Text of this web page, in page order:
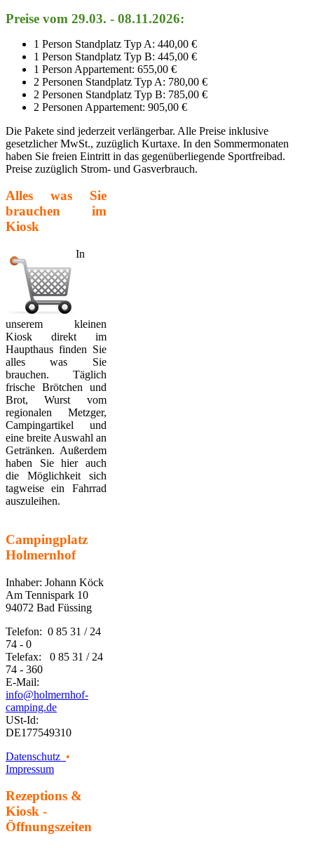
Preise vom 29.03. - 08.11.2026:
1 Person Standplatz Typ A: 440,00 €
1 Person Standplatz Typ B: 445,00 €
1 Person Appartement: 655,00 €
2 Personen Standplatz Typ A: 780,00 €
2 Personen Standplatz Typ B: 785,00 €
2 Personen Appartement: 905,00 €
Die Pakete sind jederzeit verlängerbar. Alle Preise inklusive
gesetzlicher MwSt., zuzüglich Kurtaxe. In den Sommermonaten
haben Sie freien Eintritt in das gegenüberliegende Sportfreibad.
Preise zuzüglich Strom- und Gasverbrauch.
Alles was Sie
brauchen im
Kiosk
In
unserem kleinen
Kiosk direkt im
Haupthaus finden Sie
alles was Sie
brauchen. Täglich
frische Brötchen und
Brot, Wurst vom
regionalen Metzger,
Campingartikel und
eine breite Auswahl an
Getränken. Außerdem
haben Sie hier auch
die Möglichkeit sich
tagweise ein Fahrrad
auszuleihen.
Campingplatz
Holmernhof
Inhaber: Johann Köck
Am Tennispark 10
94072 Bad Füssing
Telefon: 0 85 31 / 24
74 - 0
Telefax: 0 85 31 / 24
74 - 360
E-Mail:
info@holmernhof-
camping.de
USt-Id:
DE177549310
Datenschutz •
Impressum
Rezeptions &
Kiosk -
Öffnungszeiten